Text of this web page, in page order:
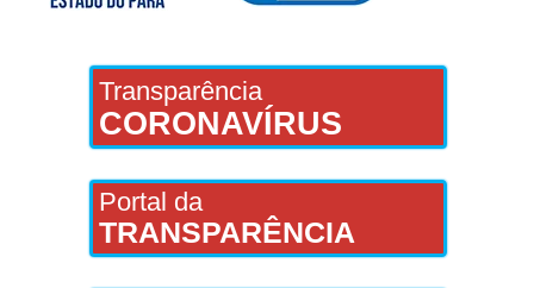
Transparência
CORONAVÍRUS
Portal da
TRANSPARÊNCIA